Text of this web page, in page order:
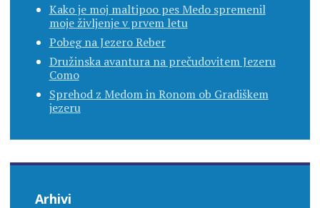
Kako je moj maltipoo pes Medo spremenil
moje življenje v prvem letu
Pobeg na Jezero Reber
Družinska avantura na prečudovitem Jezeru
Como
Sprehod z Medom in Ronom ob Gradiškem
jezeru
Arhivi